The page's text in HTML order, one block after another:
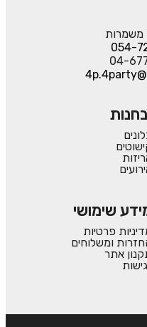
משמרות
054-
04-
שימושי
פרטיות
ומשלוחים
אתר